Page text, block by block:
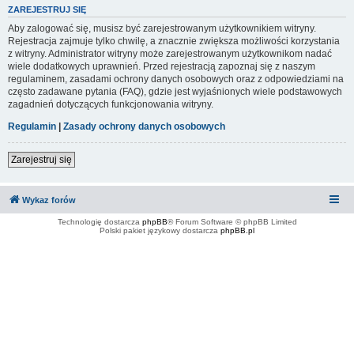
ZAREJESTRUJ SIĘ
Aby zalogować się, musisz być zarejestrowanym użytkownikiem witryny.
Rejestracja zajmuje tylko chwilę, a znacznie zwiększa możliwości korzystania
z witryny. Administrator witryny może zarejestrowanym użytkownikom nadać
wiele dodatkowych uprawnień. Przed rejestracją zapoznaj się z naszym
regulaminem, zasadami ochrony danych osobowych oraz z odpowiedziami na
często zadawane pytania (FAQ), gdzie jest wyjaśnionych wiele podstawowych
zagadnień dotyczących funkcjonowania witryny.
Regulamin | Zasady ochrony danych osobowych
Zarejestruj się
Wykaz forów
Technologię dostarcza phpBB® Forum Software © phpBB Limited
Polski pakiet językowy dostarcza phpBB.pl